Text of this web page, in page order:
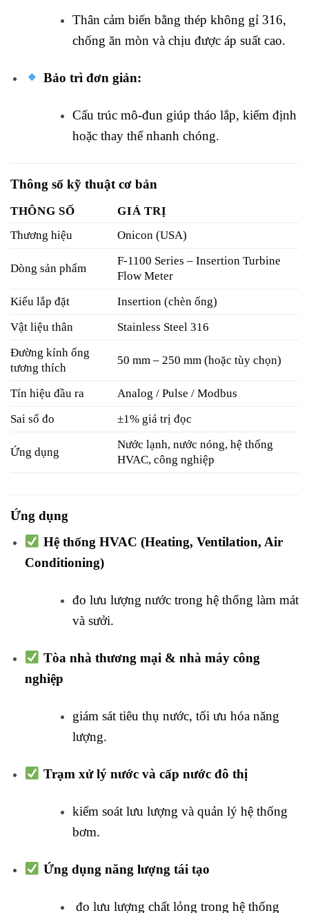
Thân cảm biến bằng thép không gỉ 316,
chống ăn mòn và chịu được áp suất cao.
Bảo trì đơn giản:
Cấu trúc mô-đun giúp tháo lắp, kiểm định
hoặc thay thế nhanh chóng.
Thông số kỹ thuật cơ bản
THÔNG SỐ
GIÁ TRỊ
Thương hiệu
Onicon (USA)
Dòng sản phẩm
F-1100 Series – Insertion Turbine
Flow Meter
Kiểu lắp đặt
Insertion (chèn ống)
Vật liệu thân
Stainless Steel 316
Đường kính ống
tương thích
50 mm – 250 mm (hoặc tùy chọn)
Tín hiệu đầu ra
Analog / Pulse / Modbus
Sai số đo
±1% giá trị đọc
Ứng dụng
Nước lạnh, nước nóng, hệ thống
HVAC, công nghiệp
Ứng dụng
Hệ thống HVAC (Heating, Ventilation, Air
Conditioning)
đo lưu lượng nước trong hệ thống làm mát
và sưởi.
Tòa nhà thương mại & nhà máy công
nghiệp
giám sát tiêu thụ nước, tối ưu hóa năng
lượng.
Trạm xử lý nước và cấp nước đô thị
kiểm soát lưu lượng và quản lý hệ thống
bơm.
Ứng dụng năng lượng tái tạo
đo lưu lượng chất lỏng trong hệ thống